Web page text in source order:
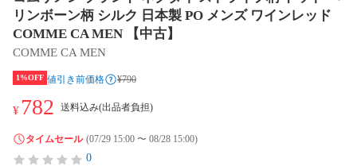
リンボーン柄 シルク 日本製 PO メンズ ワインレッド
COMME CA MEN 【中古】
COMME CA MEN
1%OFF 値引き前価格 ¥790
¥782 送料込み(出品者負担)
タイムセール (07/29 15:00 〜 08/28 15:00)
0